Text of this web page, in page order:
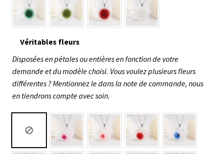
Véritables fleurs
Disposées en pétales ou entières en fonction de votre
demande et du modèle choisi. Vous voulez plusieurs fleurs
différentes ? Mentionnez le dans la note de commande, nous
en tiendrons compte avec soin.